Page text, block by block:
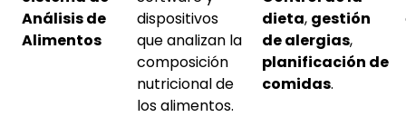
Análisis de
Alimentos
dispositivos
que analizan la
composición
nutricional de
los alimentos.
dieta, gestión
de alergias,
planificación de
comidas.